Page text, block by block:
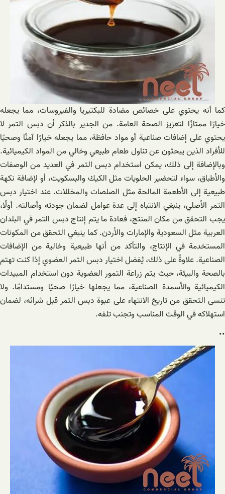
كما أنه يحتوي على خصائص مضادة للبكتيريا والفيروسات، مما يجعله
خيارًا ممتازًا لتعزيز الصحة العامة. من الجدير بالذكر أن دبس التمر لا
يحتوي على إضافات صناعية أو مواد حافظة، مما يجعله خيارًا آمنًا وصحيًا
للأفراد الذين يبحثون عن تناول طعام طبيعي وخالي من المواد الكيميائية.
وبالإضافة إلى ذلك، يمكن استخدام دبس التمر في العديد من الوصفات
والأطباق، سواء لتحضير الحلويات مثل الكيك والبسكويت، أو لإضافة نكهة
طبيعية إلى الأطعمة المالحة مثل الصلصات والمخللات. عند اختيار دبس
التمر الأصلي، ينبغي الانتباه إلى عدة عوامل لضمان جودته وأصالته. أولًا،
يجب التحقق من مكان المنتج، فعادة ما يتم إنتاج دبس التمر في البلدان
العربية مثل السعودية والإمارات والأردن. كما ينبغي التحقق من المكونات
المستخدمة في الإنتاج، والتأكد من أنها طبيعية وخالية من الإضافات
الصناعية. علاوةً على ذلك، يُفضل اختيار دبس التمر العضوي إذا كنت تهتم
بالصحة والبيئة، حيث يتم زراعة التمور العضوية دون استخدام المبيدات
الكيميائية والأسمدة الصناعية، مما يجعلها خيارًا صحيًا ومستدامًا. ولا
تنسى التحقق من تاريخ الانتهاء على عبوة دبس التمر قبل شرائه، لضمان
استهلاكه في الوقت المناسب وتجنب تلفه.
..